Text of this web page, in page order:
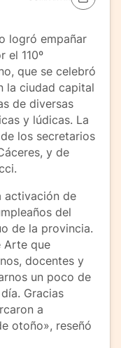
logró empañar
el 110º
que se celebró
la ciudad capital
de diversas
y lúdicas. La
los secretarios
y de
activación de
del
de la provincia.
Arte que
docentes y
un poco de
Gracias
a
otoño», reseñó